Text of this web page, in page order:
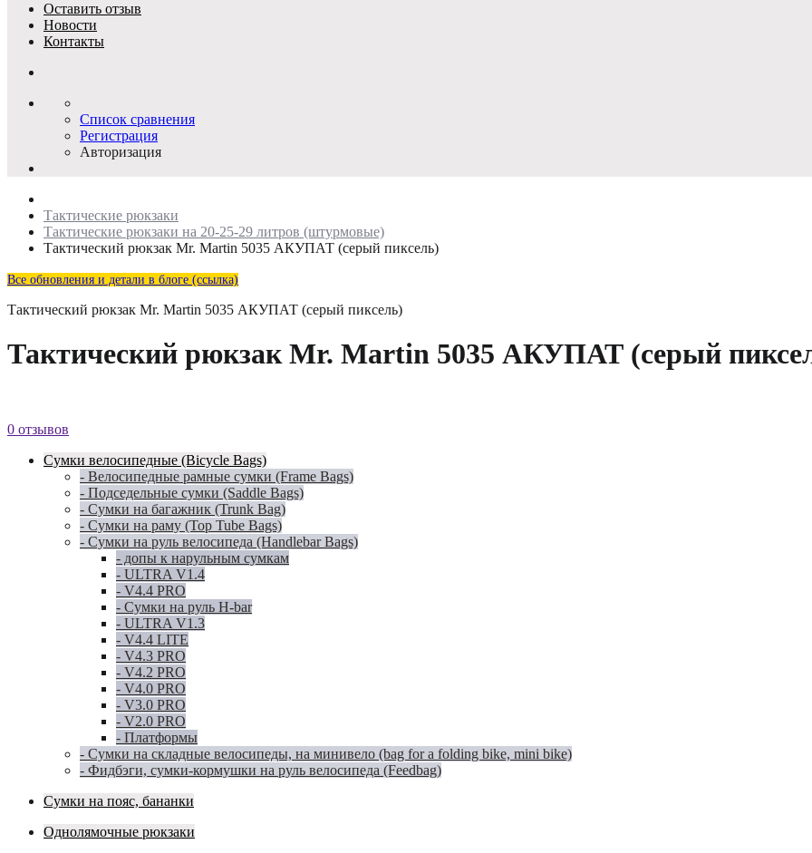
Оставить отзыв
Новости
Контакты
Список сравнения
Регистрация
Авторизация
Тактические рюкзаки
Тактические рюкзаки на 20-25-29 литров (штурмовые)
Тактический рюкзак Mr. Martin 5035 АКУПАТ (серый пиксель)
Все обновления и детали в блоге (ссылка)
Тактический рюкзак Mr. Martin 5035 АКУПАТ (серый пиксель)
Тактический рюкзак Mr. Martin 5035 АКУПАТ (серый
0 отзывов
Сумки велосипедные (Bicycle Bags)
- Велосипедные рамные сумки (Frame Bags)
- Подседельные сумки (Saddle Bags)
- Сумки на багажник (Trunk Bag)
- Сумки на раму (Top Tube Bags)
- Сумки на руль велосипеда (Handlebar Bags)
- допы к нарульным сумкам
- ULTRA V1.4
- V4.4 PRO
- Сумки на руль H-bar
- ULTRA V1.3
- V4.4 LITE
- V4.3 PRO
- V4.2 PRO
- V4.0 PRO
- V3.0 PRO
- V2.0 PRO
- Платформы
- Сумки на складные велосипеды, на минивело (bag for a folding bike, mini bike)
- Фидбэги, сумки-кормушки на руль велосипеда (Feedbag)
Сумки на пояс, бананки
Однолямочные рюкзаки